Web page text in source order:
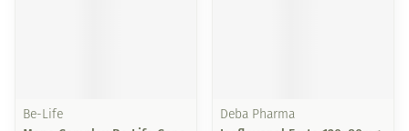
Be-Life Deba Pharma